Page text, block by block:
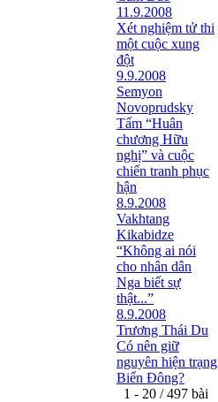
11.9.2008
Xét nghiệm tử thi
một cuộc xung
đột
9.9.2008
Semyon
Novoprudsky
Tấm “Huân
chương Hữu
nghị” và cuộc
chiến tranh phục
hận
8.9.2008
Vakhtang
Kikabidze
“Không ai nói
cho nhân dân
Nga biết sự
thật...”
8.9.2008
Trương Thái Du
Có nên giữ
nguyên hiện trạng
Biển Đông?
1 - 20 / 497 bài